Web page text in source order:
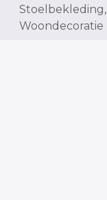
Stoelbekleding,
Woondecoratie